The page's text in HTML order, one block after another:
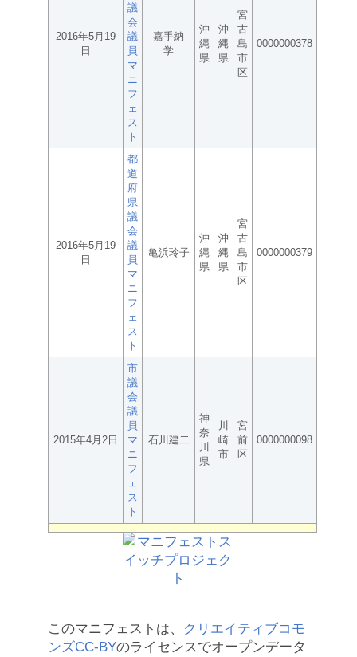
2016年5月19
日
議
会
議
員
マ
ニ
フ
ェ
ス
ト
嘉手納
学
沖
縄
県
沖
縄
県
宮
古
島
市
区
0000000378
2016年5月19
日
都
道
府
県
議
会
議
員
マ
ニ
フ
ェ
ス
ト
亀浜玲子
沖
縄
県
沖
縄
県
宮
古
島
市
区
0000000379
2015年4月2日
市
議
会
議
員
マ
ニ
フ
ェ
ス
ト
石川建二
神
奈
川
県
川
崎
市
宮
前
区
0000000098
このマニフェストは、
クリエイティブコモ
ンズCC-BYのライセンスでオープンデータ